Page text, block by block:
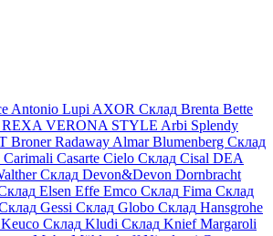
Antonio Lupi AXOR Склад Brenta Bette
REXA VERONA STYLE Arbi Splendy
BronerRadaway AlmarBlumenberg Склад
Carimali Casarte Cielo Склад Cisal DEA
Склад Devon&Devon Dornbracht
Elsen Effe Emco Склад Fima Склад
Gessi Склад Globo Склад Hansgrohe
Keuco Склад Kludi Склад KniefMargaroli